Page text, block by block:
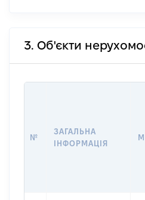
3. Об'єкти
№
ЗАГАЛЬНА
ІНФОРМАЦІЯ